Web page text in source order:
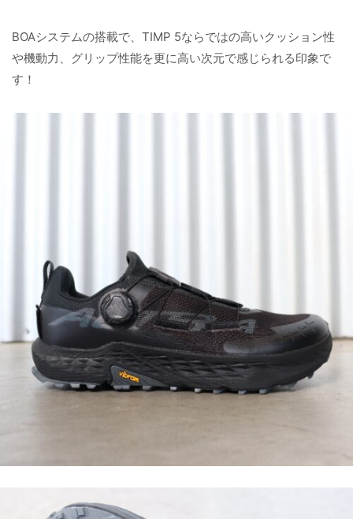
BOAシステムの搭載で、TIMP 5ならではの高いクッション性
や機動力、グリップ性能を更に高い次元で感じられる印象で
す！